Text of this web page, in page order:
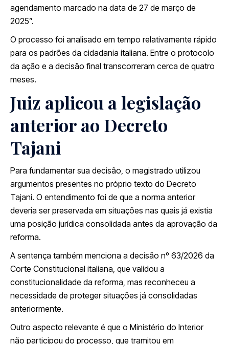
agendamento marcado na data de 27 de março de
2025”.
O processo foi analisado em tempo relativamente rápido
para os padrões da cidadania italiana. Entre o protocolo
da ação e a decisão final transcorreram cerca de quatro
meses.
Juiz aplicou a legislação
anterior ao Decreto
Tajani
Para fundamentar sua decisão, o magistrado utilizou
argumentos presentes no próprio texto do Decreto
Tajani. O entendimento foi de que a norma anterior
deveria ser preservada em situações nas quais já existia
uma posição jurídica consolidada antes da aprovação da
reforma.
A sentença também menciona a decisão nº 63/2026 da
Corte Constitucional italiana, que validou a
constitucionalidade da reforma, mas reconheceu a
necessidade de proteger situações já consolidadas
anteriormente.
Outro aspecto relevante é que o Ministério do Interior
não participou do processo, que tramitou em